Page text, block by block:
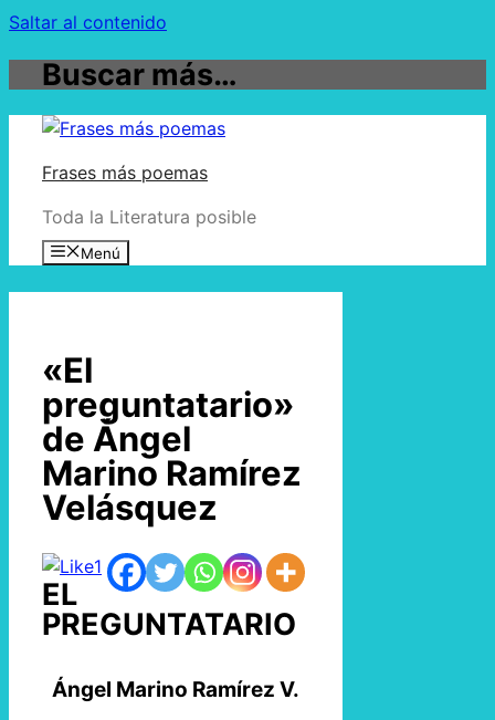
Saltar al contenido
Buscar más…
Frases más poemas
Toda la Literatura posible
Menú
«El
preguntatario»
de Ángel
Marino Ramírez
Velásquez
1
EL
PREGUNTATARIO
Ángel Marino Ramírez V.